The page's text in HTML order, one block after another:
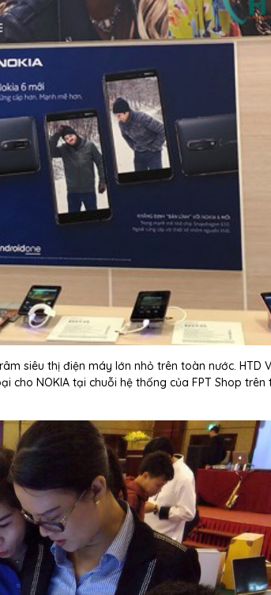
siêu thị điện máy lớn nhỏ trên toàn nước. HTD
cho NOKIA tại chuỗi hệ thống của FPT Shop trên